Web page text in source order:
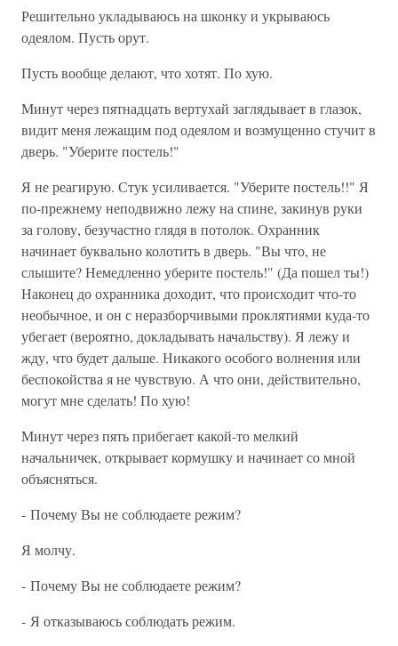
Решительно укладываюсь на шконку и укрываюсь
одеялом. Пусть орут.
Пусть вообще делают, что хотят. По хую.
Минут через пятнадцать вертухай заглядывает в глазок,
видит меня лежащим под одеялом и возмущенно стучит в
дверь. "Уберите постель!"
Я не реагирую. Стук усиливается. "Уберите постель!!" Я
по-прежнему неподвижно лежу на спине, закинув руки
за голову, безучастно глядя в потолок. Охранник
начинает буквально колотить в дверь. "Вы что, не
слышите? Немедленно уберите постель!" (Да пошел ты!)
Наконец до охранника доходит, что происходит что-то
необычное, и он с неразборчивыми проклятиями куда-то
убегает (вероятно, докладывать начальству). Я лежу и
жду, что будет дальше. Никакого особого волнения или
беспокойства я не чувствую. А что они, действительно,
могут мне сделать! По хую!
Минут через пять прибегает какой-то мелкий
начальничек, открывает кормушку и начинает со мной
объясняться.
- Почему Вы не соблюдаете режим?
Я молчу.
- Почему Вы не соблюдаете режим?
- Я отказываюсь соблюдать режим.